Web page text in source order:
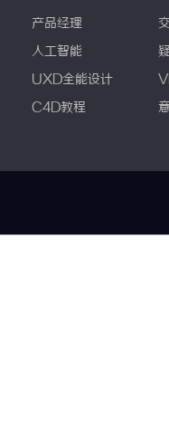
产品经理
人工智能
UXD全能设计
C4D教程